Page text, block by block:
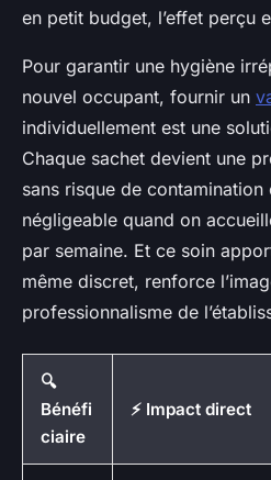
en petit budget, l’effet perçu
Pour garantir une hygiène
nouvel occupant, fournir un
individuellement est une
Chaque sachet devient une
sans risque de contamination
négligeable quand on
par semaine. Et ce soin
même discret, renforce
professionnalisme de
🔍
Bénéfi
ciaire
⚡ Impact direct